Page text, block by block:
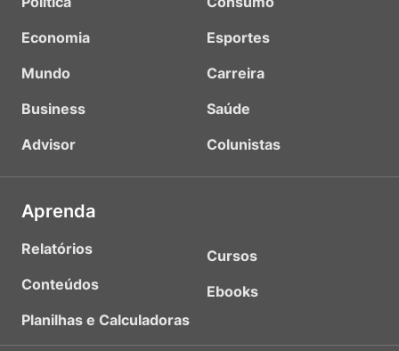
Economia
Mundo
Business
Advisor
Esportes
Carreira
Saúde
Colunistas
Aprenda
Relatórios
Conteúdos
Planilhas e Calculadoras
Cursos
Ebooks